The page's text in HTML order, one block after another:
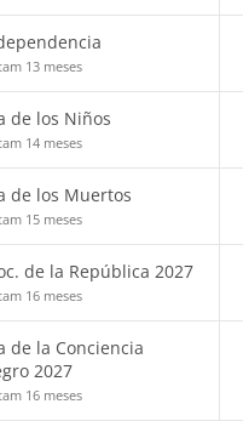
13 meses
de los Niños
14 meses
de los Muertos
15 meses
de la República 2027
16 meses
de la Conciencia
2027
16 meses